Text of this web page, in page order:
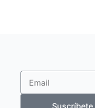
Suscríbete